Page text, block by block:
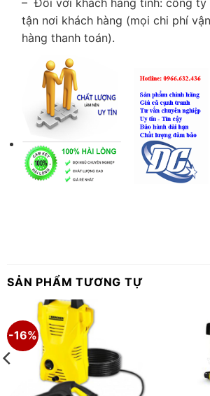
– Đối với khách hàng tỉnh: công ty
tận nơi khách hàng (mọi chi phí
hàng thanh toán).
SẢN PHẨM TƯƠNG TỰ
-16%